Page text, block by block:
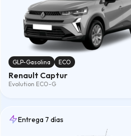
GLP-Gasolina ECO
Renault Captur
Evolution ECO-G
Entrega 7 días